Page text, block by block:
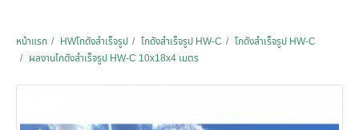
หน้าแรก HWโกดังสำเร็จรูป โกดังสำเร็จรูป HW-C
โกดังสำเร็จรูป HW-C
ผลงานโกดังสำเร็จรูป HW-C 10x18x4 เมตร